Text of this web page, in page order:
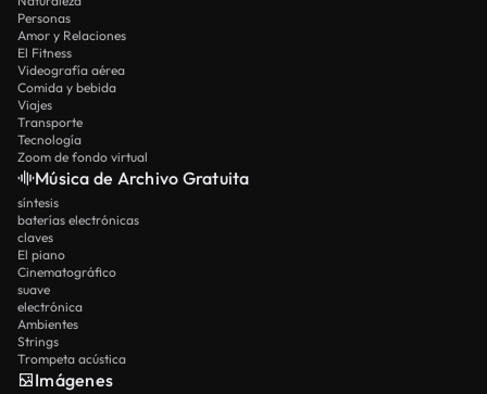
Personas
Amor y Relaciones
El Fitness
Videografía aérea
Comida y bebida
Viajes
Transporte
Tecnología
Zoom de fondo virtual
Música de Archivo Gratuita
síntesis
baterías electrónicas
claves
El piano
Cinematográfico
suave
electrónica
Ambientes
Strings
Trompeta acústica
Imágenes